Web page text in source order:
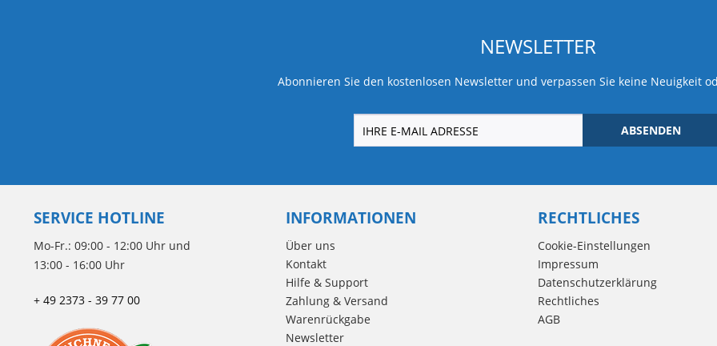
NEWSLETTER
Abonnieren Sie den kostenlosen Newsletter und verpassen Sie keine Neuigkeit
ABSENDEN
SERVICE HOTLINE
Mo-Fr.: 09:00 - 12:00 Uhr und
13:00 - 16:00 Uhr
+ 49 2373 - 39 77 00
INFORMATIONEN
Über uns
Kontakt
Hilfe & Support
Zahlung & Versand
Warenrückgabe
Newsletter
RECHTLICHES
Cookie-Einstellungen
Impressum
Datenschutzerklärung
Rechtliches
AGB